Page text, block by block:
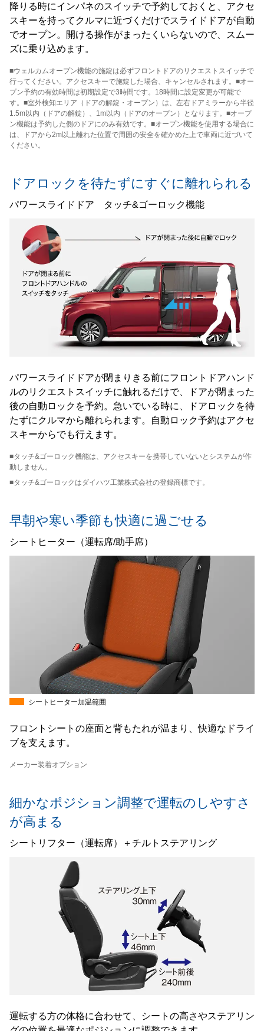
降りる時にインパネのスイッチで予約しておくと、アクセ
スキーを持ってクルマに近づくだけでスライドドアが自動
でオープン。開ける操作がまったくいらないので、スムー
ズに乗り込めます。
■ウェルカムオープン機能の施錠は必ずフロントドアのリクエストスイッチで
行ってください。アクセスキーで施錠した場合、キャンセルされます。■オー
プン予約の有効時間は初期設定で3時間です。18時間に設定変更が可能で
す。■室外検知エリア（ドアの解錠・オープン）は、左右ドアミラーから半径
1.5m以内（ドアの解錠）、1m以内（ドアのオープン）となります。■オープ
ン機能は予約した側のドアにのみ有効です。■オープン機能を使用する場合に
は、ドアから2m以上離れた位置で周囲の安全を確かめた上で車両に近づいて
ください。
ドアロックを待たずにすぐに離れられる
パワースライドドア タッチ&ゴーロック機能
パワースライドドアが閉まりきる前にフロントドアハンド
ルのリクエストスイッチに触れるだけで、ドアが閉まった
後の自動ロックを予約。急いでいる時に、ドアロックを待
たずにクルマから離れられます。自動ロック予約はアクセ
スキーからでも行えます。
■タッチ&ゴーロック機能は、アクセスキーを携帯していないとシステムが作
動しません。
■タッチ&ゴーロックはダイハツ工業株式会社の登録商標です。
早朝や寒い季節も快適に過ごせる
シートヒーター（運転席/助手席）
フロントシートの座面と背もたれが温まり、快適なドライ
ブを支えます。
メーカー装着オプション
シートヒーター加温範囲
細かなポジション調整で運転のしやすさ
が高まる
シートリフター（運転席）＋チルトステアリング
運転する方の体格に合わせて、シートの高さやステアリン